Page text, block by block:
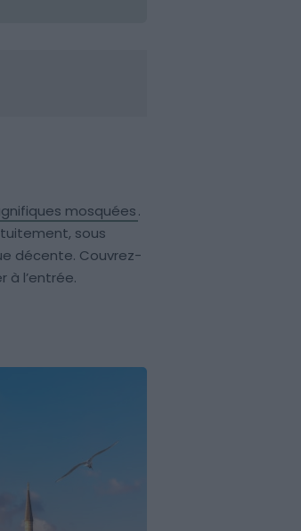
mosquées.
sous
décente. Couvrez-
à l’entrée.